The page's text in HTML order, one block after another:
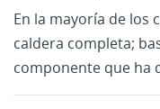
En la mayoría de los
caldera completa;
componente que ha